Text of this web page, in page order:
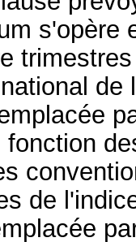
s'opère
de